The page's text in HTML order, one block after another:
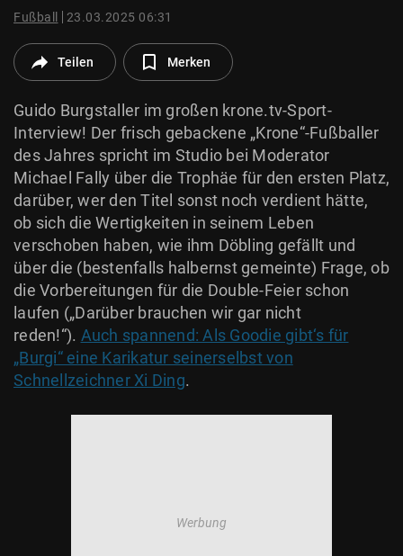
© Krone Multimedia GmbH & Co KG 2026
Fußball 23.03.2025 06:31
Teilen Merken
Guido Burgstaller im großen krone.tv-Sport-
Interview! Der frisch gebackene „Krone“-Fußballer
des Jahres spricht im Studio bei Moderator
Michael Fally über die Trophäe für den ersten Platz,
darüber, wer den Titel sonst noch verdient hätte,
ob sich die Wertigkeiten in seinem Leben
verschoben haben, wie ihm Döbling gefällt und
über die (bestenfalls halbernst gemeinte) Frage, ob
die Vorbereitungen für die Double-Feier schon
laufen („Darüber brauchen wir gar nicht
reden!“). Auch spannend: Als Goodie gibt‘s für
„Burgi“ eine Karikatur seinerselbst von
Schnellzeichner Xi Ding.